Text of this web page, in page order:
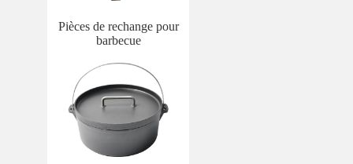
Pièces de rechange pour
barbecue